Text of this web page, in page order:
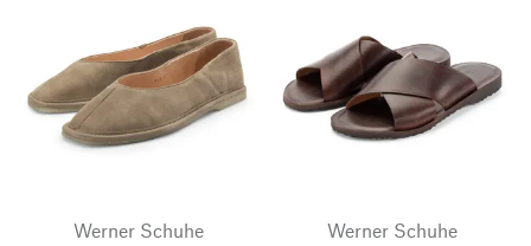
Werner Schuhe
Werner Schuhe